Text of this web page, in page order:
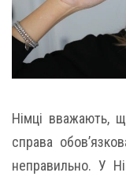
Німці вважають,
справа
неправильно. У